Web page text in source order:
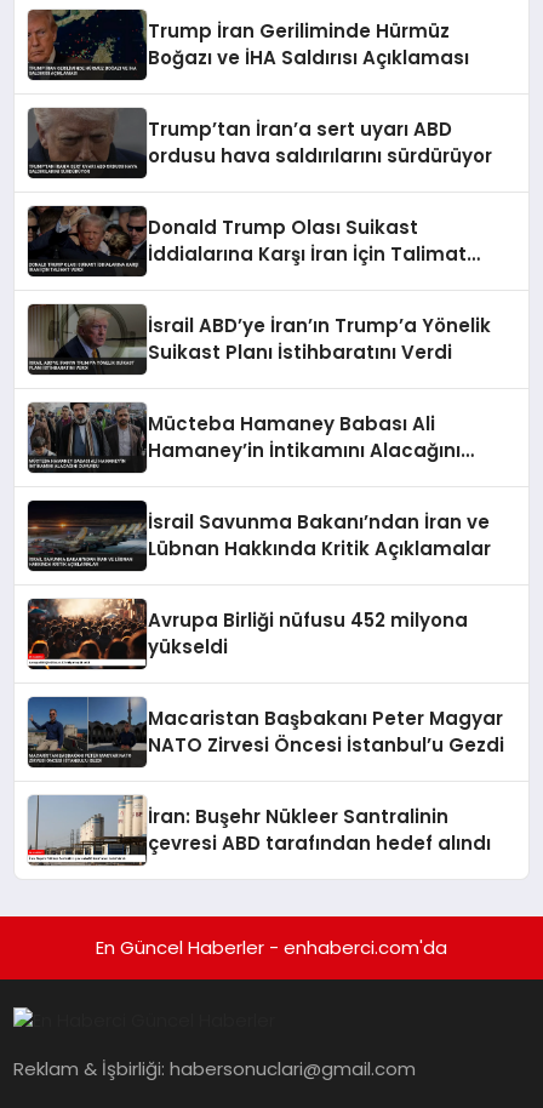
Trump İran Geriliminde Hürmüz
Boğazı ve İHA Saldırısı Açıklaması
Trump’tan İran’a sert uyarı ABD
ordusu hava saldırılarını sürdürüyor
Donald Trump Olası Suikast
İddialarına Karşı İran İçin Talimat
İsrail ABD’ye İran’ın Trump’a Yönelik
Suikast Planı İstihbaratını Verdi
Mücteba Hamaney Babası Ali
Hamaney’in İntikamını Alacağını
İsrail Savunma Bakanı’ndan İran ve
Lübnan Hakkında Kritik Açıklamalar
Avrupa Birliği nüfusu 452 milyona
yükseldi
Macaristan Başbakanı Peter Magyar
NATO Zirvesi Öncesi İstanbul’u Gezdi
İran: Buşehr Nükleer Santralinin
çevresi ABD tarafından hedef alındı
En Güncel Haberler - enhaberci.com'da
Reklam & İşbirliği:habersonuclari@gmail.com